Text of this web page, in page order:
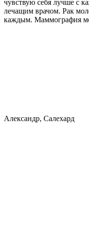
чувствую себя лучше с
лечащим врачом. Рак
каждым. Маммография
Александр, Салехард